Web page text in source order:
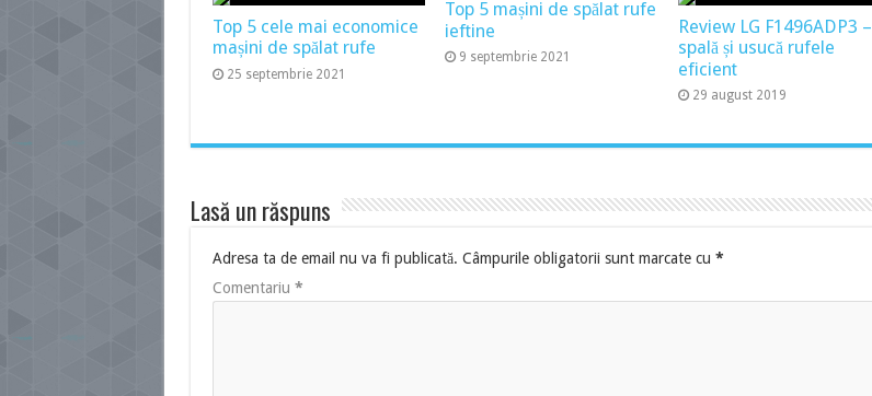
Top 5 cele mai economice
mașini de spălat rufe
25 septembrie 2021
Top 5 mașini de spălat rufe
ieftine
9 septembrie 2021
Review LG F1496ADP3 –
spală și usucă rufele
eficient
29 august 2019
Lasă un răspuns
Adresa ta de email nu va fi publicată. Câmpurile obligatorii sunt marcate cu *
Comentariu *